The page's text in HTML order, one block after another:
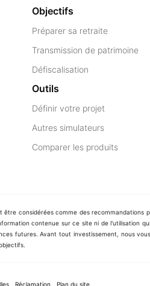
Objectifs
Préparer sa retraite
Transmission de patrimoine
Défiscalisation
Outils
Définir votre projet
Autres simulateurs
Comparer les produits
considérées comme des recommandations
contenue sur ce site ni de l'utilisation
futures. Avant tout investissement, nous
Réclamation Plan du site